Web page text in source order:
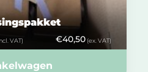
VAT) €40,50 (ex. VAT)